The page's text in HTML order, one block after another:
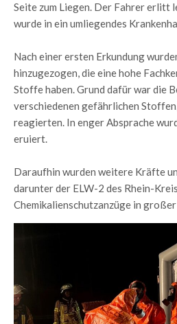
Seite zum Liegen. Der Fahrer erlitt
wurde in ein umliegendes
Nach einer ersten Erkundung
hinzugezogen, die eine hohe
Stoffe haben. Grund dafür war die
verschiedenen gefährlichen
reagierten. In enger Absprache
eruiert.
Daraufhin wurden weitere Kräfte
darunter der ELW-2 des Rhein-
Chemikalienschutzanzüge in